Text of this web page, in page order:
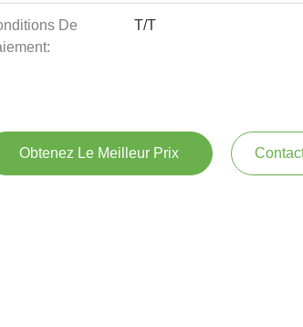
De
T/T
Obtenez Le Meilleur Prix